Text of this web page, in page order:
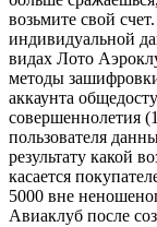
возьмите свой
индивидуальной
видах Лото
методы
аккаунта
совершеннолетия
пользователя
результату какой
касается
5000 вне
Авиаклуб после